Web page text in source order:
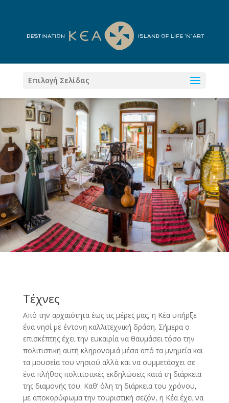
Επιλογή Σελίδας
Τέχνες
Από την αρχαιότητα έως τις μέρες μας, η Κέα υπήρξε
ένα νησί με έντονη καλλιτεχνική δράση. Σήμερα ο
επισκέπτης έχει την ευκαιρία να θαυμάσει τόσο την
πολιτιστική αυτή κληρονομιά μέσα από τα μνημεία και
τα μουσεία του νησιού αλλά και να συμμετάσχει σε
ένα πλήθος πολιτιστικές εκδηλώσεις κατά τη διάρκεια
της διαμονής του. Καθ’ όλη τη διάρκεια του χρόνου,
με αποκορύφωμα την τουριστική σεζόν, η Κέα έχει να